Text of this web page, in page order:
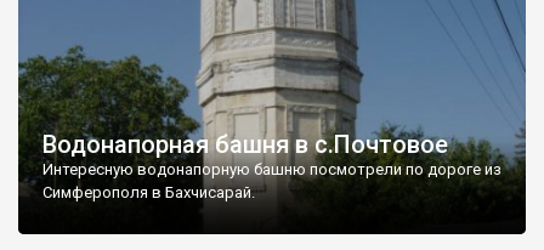
Водонапорная башня в с.Почтовое
Интересную водонапорную башню посмотрели по дороге из
Симферополя в Бахчисарай.